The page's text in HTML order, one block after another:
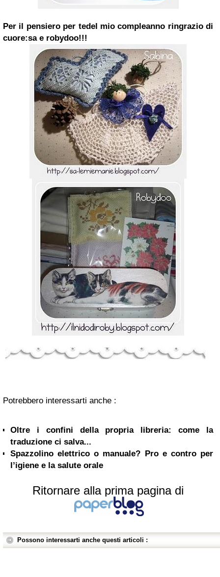
Per il pensiero per tedel mio compleanno ringrazio di
cuore:sa e robydoo!!!
Potrebbero interessarti anche :
Oltre i confini della propria libreria: come la
traduzione ci salva...
Spazzolino elettrico o manuale? Pro e contro per
l’igiene e la salute orale
Ritornare alla prima pagina di
Possono interessarti anche questi articoli :